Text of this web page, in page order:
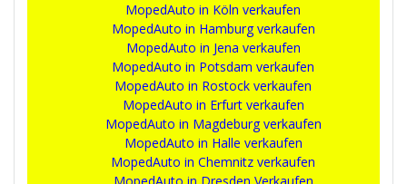
MopedAuto in Köln verkaufen
MopedAuto in Hamburg verkaufen
MopedAuto in Jena verkaufen
MopedAuto in Potsdam verkaufen
MopedAuto in Rostock verkaufen
MopedAuto in Erfurt verkaufen
MopedAuto in Magdeburg verkaufen
MopedAuto in Halle verkaufen
MopedAuto in Chemnitz verkaufen